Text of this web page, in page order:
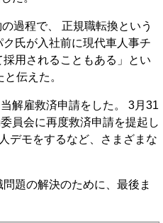
過程で、 正規職転換という
ク氏が入社前に現代車人事チ
用されることもある」とい
伝えた。
解雇救済申請をした。 3月31
員会に再度救済申請を提起し
デモをするなど、さまざまな
題の解決のために、最後ま